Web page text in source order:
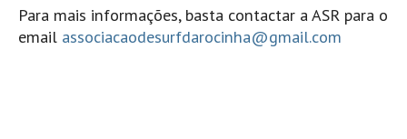
SurfWear
Skate
Para mais informações, basta contactar a ASR para o
email associacaodesurfdarocinha@gmail.com